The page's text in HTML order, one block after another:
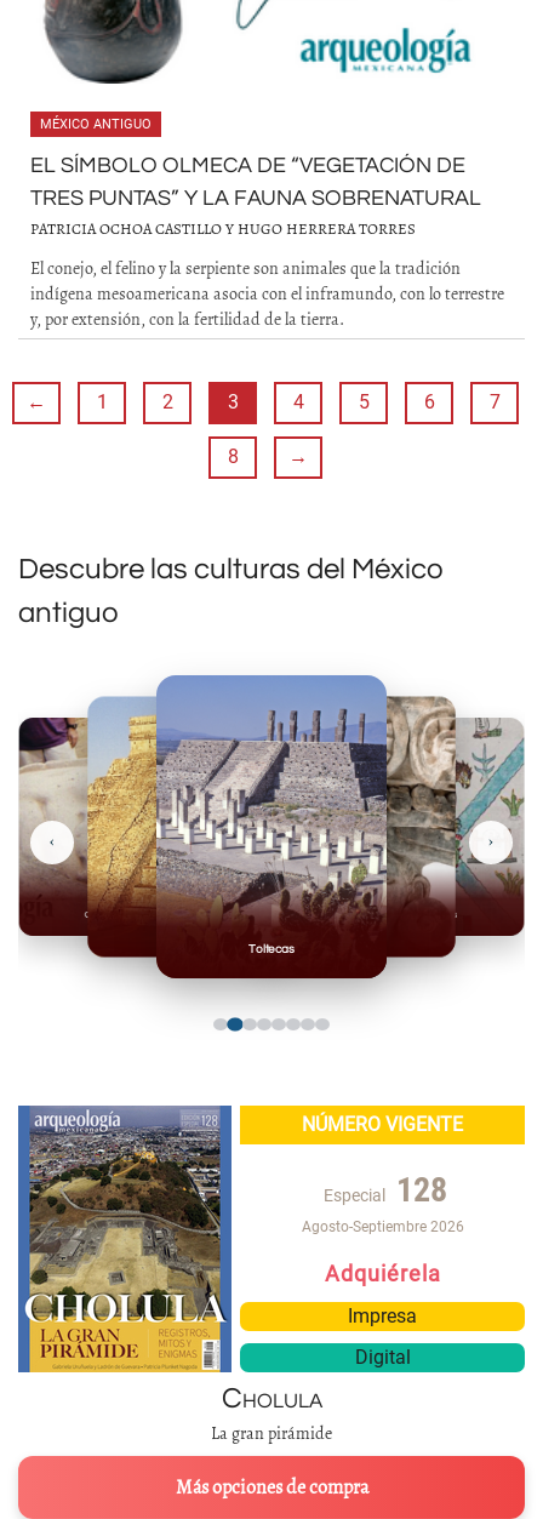
MÉXICO ANTIGUO
EL SÍMBOLO OLMECA DE “VEGETACIÓN DE
TRES PUNTAS” Y LA FAUNA SOBRENATURAL
PATRICIA OCHOA CASTILLO Y HUGO HERRERA TORRES
El conejo, el felino y la serpiente son animales que la tradición
indígena mesoamericana asocia con el inframundo, con lo terrestre
y, por extensión, con la fertilidad de la tierra.
← 1 2 3 4 5 6 7
8 →
Descubre las culturas del México
antiguo
Toltecas
Mexicas
Olmecas
‹ ›
NÚMERO VIGENTE
Especial 128
Agosto-Septiembre 2026
Adquiérela
Impresa
Digital
Cholula
La gran pirámide
Más opciones de compra